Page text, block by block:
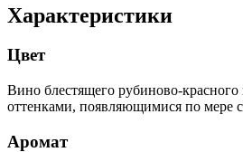
Характеристики
Цвет
Вино блестящего рубиново-красного
оттенками, появляющимися по мере
Аромат